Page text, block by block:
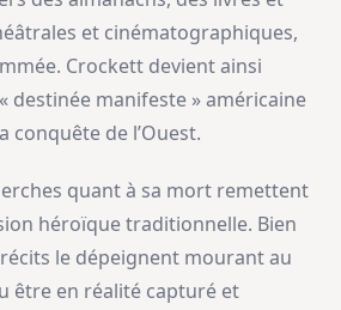
et cinématographiques,
Crockett devient ainsi
destinée manifeste » américaine
conquête de l’Ouest.
quant à sa mort remettent
héroïque traditionnelle. Bien
le dépeignent mourant au
être en réalité capturé et